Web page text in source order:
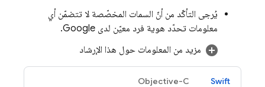
يُرجى التأكّد من أنّ السمات المخصّصة لا تتضمّن أي
معلومات تحدّد هوية فرد معيّن لدى Google.
مزيد من المعلومات حول هذا الإرشاد
Swift
Objective-C